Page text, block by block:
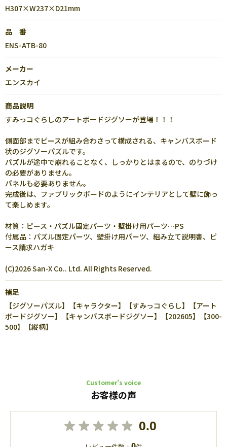
H307×W237×D21mm
品 番
ENS-ATB-80
メーカー
エンスカイ
商品説明
すみっコぐらしのアートボードジグソーが登場！！！
側面部までピースが組み合わさって構成される、キャンバスボード
状のジグソーパズルです。
パズルが途中で崩れることなく、しっかりとはまるので、のりづけ
の必要がありません。
パネルも必要ありません。
完成後は、ファブリックボードのようにインテリアとして壁に飾っ
て楽しめます。
材質：ピース・パズル固定パーツ・壁掛け用パーツ…PS
付属品：パズル固定パーツ、壁掛け用パーツ、組み立て説明書、ピ
ース請求ハガキ
(C)2026 San-X Co.. Ltd. All Rights Reserved.
補足
【ジグソーパズル】【キャラクター】【すみっコぐらし】【アート
ボードジグソー】【キャンバスボードジグソー】【202605】【300-
500】【縦柄】
Customer’s voice
お客様の声
0.0